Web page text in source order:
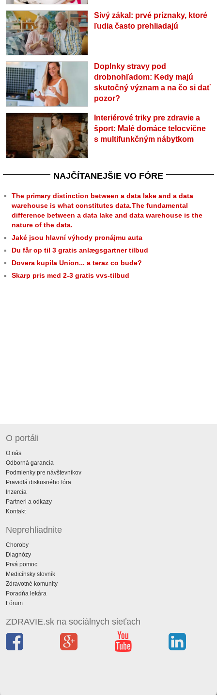
Sivý zákal: prvé príznaky, ktoré
ľudia často prehliadajú
Doplnky stravy pod
drobnohľadom: Kedy majú
skutočný význam a na čo si dať
pozor?
Interiérové triky pre zdravie a
šport: Malé domáce telocvične
s multifunkčným nábytkom
NAJČÍTANEJŠIE VO FÓRE
The primary distinction between a data lake and a data
warehouse is what constitutes data.The fundamental
difference between a data lake and data warehouse is the
nature of the data.
Jaké jsou hlavní výhody pronájmu auta
Du får op til 3 gratis anlægsgartner tilbud
Dovera kupila Union... a teraz co bude?
Skarp pris med 2-3 gratis vvs-tilbud
O portáli
O nás
Odborná garancia
Podmienky pre návštevníkov
Pravidlá diskusného fóra
Inzercia
Partneri a odkazy
Kontakt
Neprehliadnite
Choroby
Diagnózy
Prvá pomoc
Medicínsky slovník
Zdravotné komunity
Poradňa lekára
Fórum
ZDRAVIE.sk na sociálnych sieťach